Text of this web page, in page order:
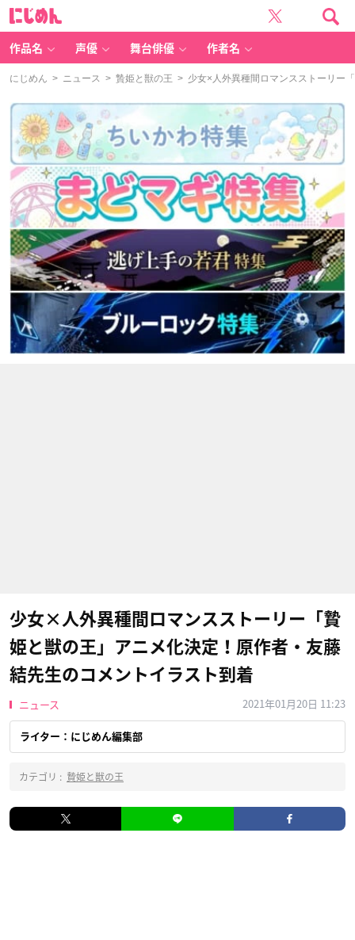
作品名 声優 舞台俳優 作者名
にじめん > ニュース > 贄姫と獣の王 > 少女×人外異種間ロマンスストーリー
少女×人外異種間ロマンスストーリー「贄
姫と獣の王」アニメ化決定！原作者・友藤
結先生のコメントイラスト到着
ニュース 2021年01月20日 11:23
ライター：にじめん編集部
カテゴリ : 贄姫と獣の王